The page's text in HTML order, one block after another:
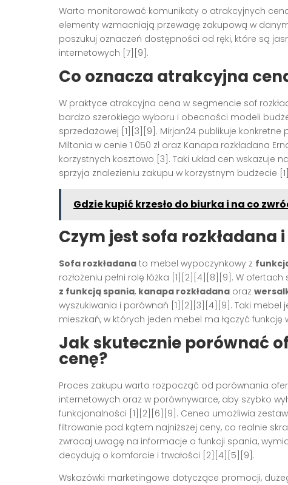
Warto monitorować komunikaty o atrakcyjnych
elementy wzmacniają przewagę zakupową w
poszukuj oznaczeń dostępności od ręki, które są
internetowych [7][9].
Co oznacza atrakcyjna
W praktyce atrakcyjna cena w segmencie sof
bardzo szerokiego wyboru i obecności modeli
sprzedażowej [1][3][9]. Mirjan24 publikuje
Miltonia w cenie 1 050 zł oraz Kanapa rozkładana
korzystnych kosztowo [3]. Taki układ cen wskazuje
sprzyja znalezieniu zakupu w korzystnym budżecie
Gdzie kupić krzesło do biurka i na co
Czym jest sofa rozkładana
Sofa rozkładana to mebel wypoczynkowy z
rozłożeniu pełni rolę łóżka [1][2][4][8][9]. W
z funkcją spania, kanapa rozkładana oraz
wyszukiwania i porównań [1][2][3][4][9]. Taki mebel
mieszkań, w których jeden mebel ma łączyć
Jak skutecznie porównać
cenę?
Proces zakupu warto rozpocząć od porównania
internetowych oraz w porównywarce, aby szybko
funkcjonalności [1][2][6][9]. Ceneo umożliwia
filtrowanie pod kątem najniższej ceny, co realnie
zwracaj uwagę na informacje o funkcji spania,
decydują o komforcie i trwałości [2][4][5][9].
Wskazówki marketingowe dotyczące promocji,